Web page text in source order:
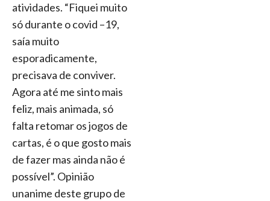
atividades. “Fiquei muito
só durante o covid –19,
saía muito
esporadicamente,
precisava de conviver.
Agora até me sinto mais
feliz, mais animada, só
falta retomar os jogos de
cartas, é o que gosto mais
de fazer mas ainda não é
possível”. Opinião
unanime deste grupo de